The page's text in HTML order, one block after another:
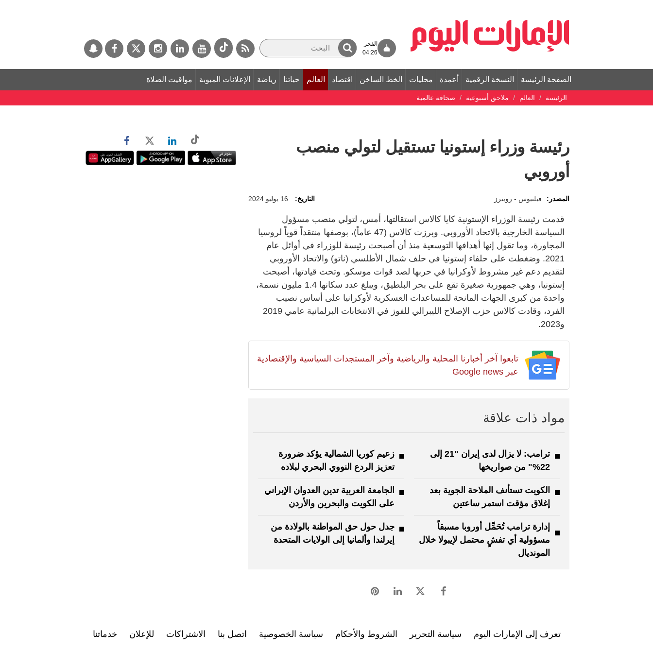
الفجر
04:26
الصفحة الرئيسة النسخة الرقمية أعمدة محليات الخط الساخن اقتصاد العالم حياتنا رياضة الإعلانات المبوبة مواقيت الصلاة
الرئيسة العالم ملاحق أسبوعية صحافة عالمية
رئيسة وزراء إستونيا تستقيل لتولي منصب
أوروبي
المصدر: فيلنيوس - رويترز التاريخ: 16 يوليو 2024
قدمت رئيسة الوزراء الإستونية كايا كالاس استقالتها، أمس، لتولي منصب مسؤول
السياسة الخارجية بالاتحاد الأوروبي. وبرزت كالاس (47 عاماً)، بوصفها منتقداً قوياً لروسيا
المجاورة، وما تقول إنها أهدافها التوسعية منذ أن أصبحت رئيسة للوزراء في أوائل عام
2021. وضغطت على حلفاء إستونيا في حلف شمال الأطلسي (ناتو) والاتحاد الأوروبي
لتقديم دعم غير مشروط لأوكرانيا في حربها لصد قوات موسكو. وتحت قيادتها، أصبحت
إستونيا، وهي جمهورية صغيرة تقع على بحر البلطيق، ويبلغ عدد سكانها 1.4 مليون نسمة،
واحدة من كبرى الجهات المانحة للمساعدات العسكرية لأوكرانيا على أساس نصيب
الفرد، وقادت كالاس حزب الإصلاح الليبرالي للفوز في الانتخابات البرلمانية عامي 2019
و2023.
تابعوا آخر أخبارنا المحلية والرياضية وآخر المستجدات السياسية والإقتصادية
عبر Google news
مواد ذات علاقة
ترامب: لا يزال لدى إيران "21 إلى
22%" من صواريخها
زعيم كوريا الشمالية يؤكد ضرورة
تعزيز الردع النووي البحري لبلاده
الكويت تستأنف الملاحة الجوية بعد
إغلاق مؤقت استمر ساعتين
الجامعة العربية تدين العدوان الإيراني
على الكويت والبحرين والأردن
إدارة ترامب تُحَمِّل أوروبا مسبقاً
مسؤولية أي تفشٍ محتمل لإيبولا خلال
المونديال
جدل حول حق المواطنة بالولادة من
إيرلندا وألمانيا إلى الولايات المتحدة
تعرف إلى الإمارات اليوم سياسة التحرير الشروط والأحكام سياسة الخصوصية اتصل بنا الاشتراكات للإعلان خدماتنا